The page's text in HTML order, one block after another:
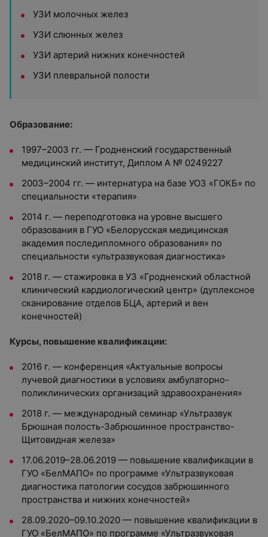
УЗИ молочных желез
УЗИ слюнных желез
УЗИ артерий нижних конечностей
УЗИ плевральной полости
Образование:
1997–2003 гг. — Гродненский государственный
медицинский институт, Диплом А № 0249227
2003–2004 гг. — интернатура на базе УОЗ «ГОКБ» по
специальности «терапия»
2014 г. — переподготовка на уровне высшего
образования в ГУО «Белорусская медицинская
академия последипломного образования» по
специальности «ультразвуковая диагностика»
2018 г. — стажировка в УЗ «Гродненский областной
клинический кардиологический центр» (дуплексное
сканирование отделов БЦА, артерий и вен
конечностей)
Курсы, повышение квалификации:
2016 г. — конференция «Актуальные вопросы
лучевой диагностики в условиях амбулаторно-
поликлинических организаций здравоохранения»
2018 г. — международный семинар «Ультразвук
Брюшная полость-Забрюшинное пространство-
Щитовидная железа»
17.06.2019–28.06.2019 — повышение квалификации в
ГУО «БелМАПО» по программе «Ультразвуковая
диагностика патологии сосудов забрюшинного
пространства и нижних конечностей»
28.09.2020–09.10.2020 — повышение квалификации в
ГУО «БелМАПО» по программе «Ультразвуковая